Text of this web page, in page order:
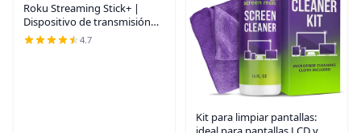
Roku Streaming Stick+ |
Dispositivo de transmisión
HD/4K/HDR con alcance
inalámbrico de largo alcance
4.7
Kit para limpiar pantallas: